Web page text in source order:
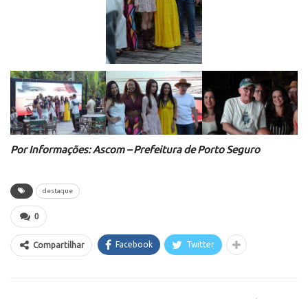
Por Informações: Ascom – Prefeitura de Porto Seguro
destaque
0
Compartilhar Facebook Twitter